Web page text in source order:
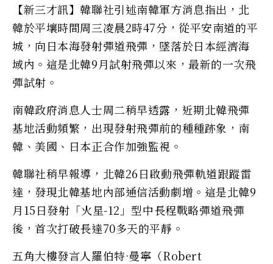
【新三才訊】韓聯社引述南韓軍方消息指出，北
韓於平壤時間周三凌晨2時47分，從平安南道的平
城，向日本海發射彈道飛彈，墜落於日本經濟海
域內。這是北韓9月試射飛彈以來，最新的一次飛
彈試射。
南韓政府消息人士周二稍早透露，近期北韓飛彈
基地活動頻繁，出現發射飛彈前的種種跡象，南
韓、美國、日本正合作加強監視。
韓聯社稍早報導，北韓26日啟動飛彈軌道跟蹤雷
達，發現北韓基地內部通信活動劇增。這是北韓9
月15日發射「火星-12」型中長程戰略彈道飛彈
後，首次打破長達70多天的平靜。
五角大樓發言人羅伯特·曼寧（Robert